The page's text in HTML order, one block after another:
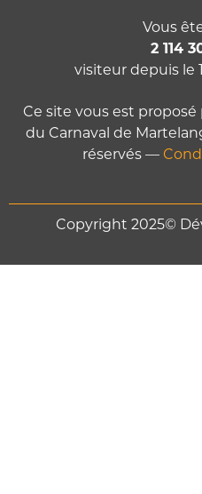
Vous
2 114
visiteur depuis le
Ce site vous est proposé
du Carnaval de
réservés —
Copyright 2025©